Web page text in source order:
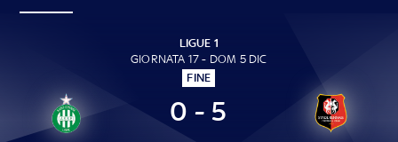
LIGUE 1
GIORNATA 17 - DOM 5 DIC
FINE
0 - 5